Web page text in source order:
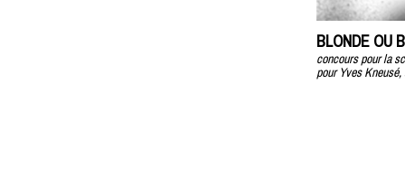
BLONDE OU
concours pour la
pour Yves